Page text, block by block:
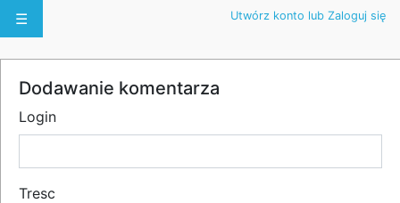
☰ Utwórz konto lub Zaloguj się
Dodawanie komentarza
Login
Tresc